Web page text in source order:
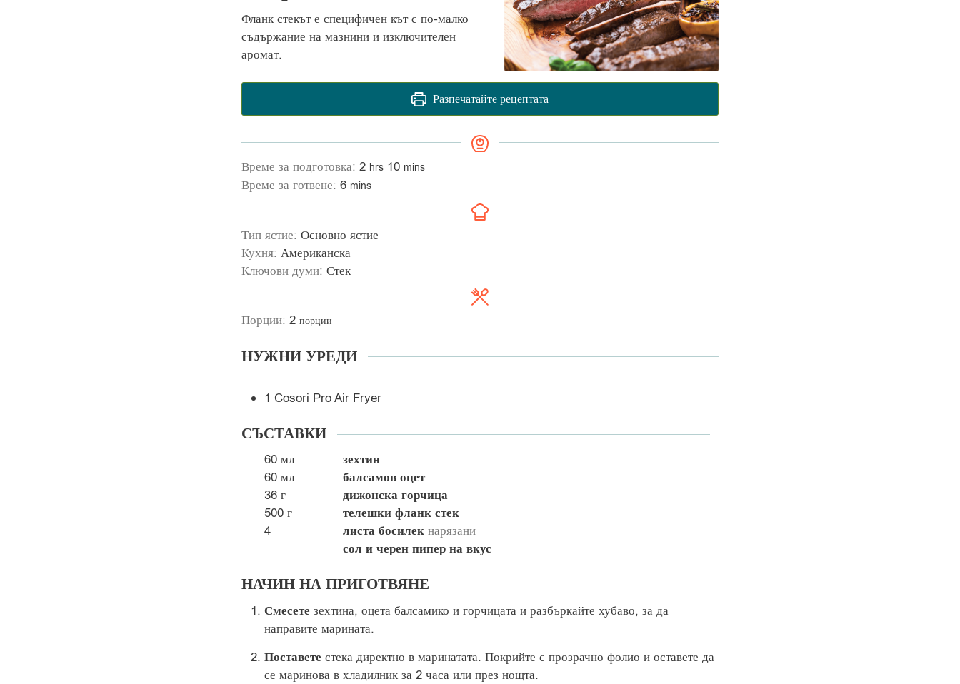
Фланк стекът е специфичен кът с по-малко
съдържание на мазнини и изключителен
аромат.
Разпечатайте рецептата
Време за подготовка: 2 hrs 10 mins
Време за готвене: 6 mins
Тип ястие: Основно ястие
Кухня: Американска
Ключови думи: Стек
Порции: 2 порции
НУЖНИ УРЕДИ
1 Cosori Pro Air Fryer
СЪСТАВКИ
60 мл зехтин
60 мл балсамов оцет
36 г дижонска горчица
500 г телешки фланк стек
4 листа босилек нарязани
сол и черен пипер на вкус
НАЧИН НА ПРИГОТВЯНЕ
Смесете зехтина, оцета балсамико и горчицата и разбъркайте хубаво, за да
направите марината.
Поставете стека директно в маринатата. Покрийте с прозрачно фолио и оставете да
се маринова в хладилник за 2 часа или през нощта.